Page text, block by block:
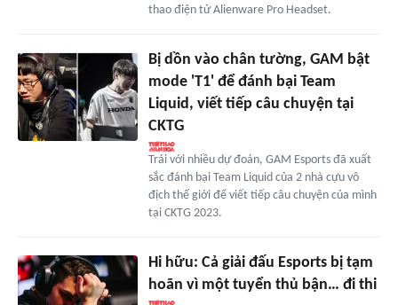
thao điện tử Alienware Pro Headset.
Bị dồn vào chân tường, GAM bật
mode 'T1' để đánh bại Team
Liquid, viết tiếp câu chuyện tại
CKTG
Trái với nhiều dự đoán, GAM Esports đã xuất
sắc đánh bại Team Liquid của 2 nhà cựu vô
địch thế giới để viết tiếp câu chuyện của mình
tại CKTG 2023.
Hi hữu: Cả giải đấu Esports bị tạm
hoãn vì một tuyển thủ bận… đi thi